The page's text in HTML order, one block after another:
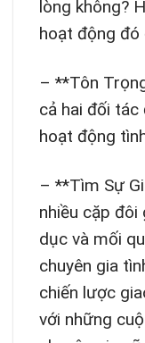
lòng không?
hoạt động đó
– **Tôn
cả hai đối tác
hoạt động
– **Tìm Sự
nhiều cặp đôi
dục và mối
chuyên gia
chiến lược
với những